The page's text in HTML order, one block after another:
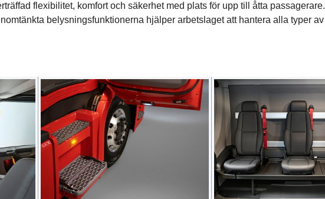
flexibilitet, komfort och säkerhet med plats för upp till åtta passagerare.
belysningsfunktionerna hjälper arbetslaget att hantera alla typer av